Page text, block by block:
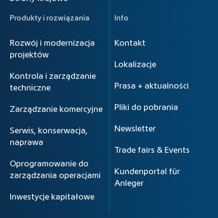
Produkty i rozwiązania
Rozwój i modernizacja
projektów
Kontrola i zarządzanie
techniczne
Zarządzanie komercyjne
Serwis, konserwacja,
naprawa
Oprogramowanie do
zarządzania operacjami
Inwestycje kapitałowe
Info
Kontakt
Lokalizacje
Prasa + aktualności
Pliki do pobrania
Newsletter
Trade fairs & Events
Kundenportal für
Anleger